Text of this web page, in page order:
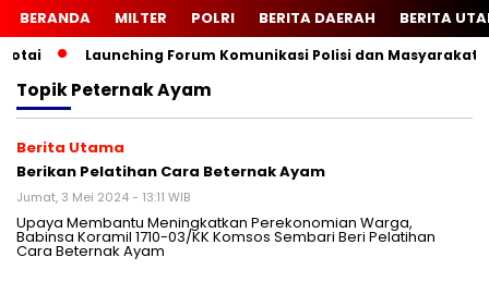
BERANDA MILTER POLRI BERITA DAERAH BERITA
Launching Forum Komunikasi Polisi dan Masyarakat
TopikPeternak Ayam
Berita Utama
Berikan Pelatihan Cara Beternak Ayam
Jumat, 3 Mei 2024 - 13:11 WIB
Upaya Membantu Meningkatkan Perekonomian Warga,
Babinsa Koramil 1710-03/KK Komsos Sembari Beri Pelatihan
Cara Beternak Ayam